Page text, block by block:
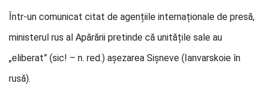
Într-un comunicat citat de agențiile internaționale de presă,
ministerul rus al Apărării pretinde că unitățile sale au
„eliberat” (sic! – n. red.) așezarea Sișneve (Ianvarskoie în
rusă).